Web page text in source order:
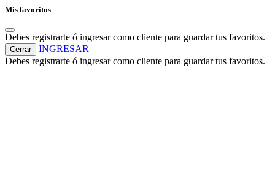
Mis favoritos
Debes registrarte ó ingresar como cliente para guardar tus favoritos.
Cerrar
INGRESAR
Debes registrarte ó ingresar como cliente para guardar tus favoritos.